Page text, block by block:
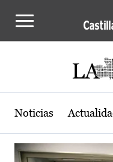
Actualidad de
Noticias